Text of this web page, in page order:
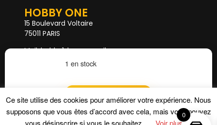
1 en stock
Ajouter au panier
HOBBY ONE
15 Boulevard Voltaire
75011 PARIS
Mail. hobby1shop@gmail.com
Tél. 01 402 11 402
NOUS SUIVRE
Ce site utilise des cookies pour améliorer votre expérience. Nous
supposons que vous êtes d’accord avec cela, mais vous pouvez
vous désinscrire si vous le souhaitez.
Voir plus
0